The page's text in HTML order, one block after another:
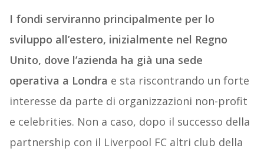
I fondi serviranno principalmente per lo
sviluppo all’estero, inizialmente nel Regno
Unito, dove l’azienda ha già una sede
operativa a Londra e sta riscontrando un forte
interesse da parte di organizzazioni non-profit
e celebrities. Non a caso, dopo il successo della
partnership con il Liverpool FC altri club della